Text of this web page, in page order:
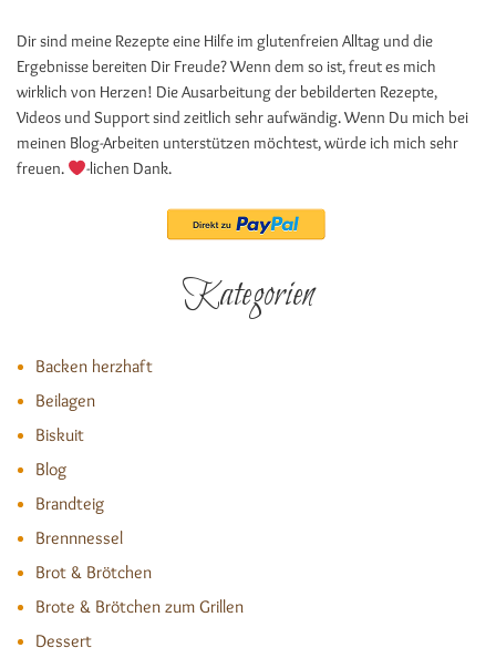
Dir sind meine Rezepte eine Hilfe im glutenfreien Alltag und die
Ergebnisse bereiten Dir Freude? Wenn dem so ist, freut es mich
wirklich von Herzen! Die Ausarbeitung der bebilderten Rezepte,
Videos und Support sind zeitlich sehr aufwändig. Wenn Du mich bei
meinen Blog-Arbeiten unterstützen möchtest, würde ich mich sehr
freuen.
-lichen Dank.
Kategorien
Backen herzhaft
Beilagen
Biskuit
Blog
Brandteig
Brennnessel
Brot & Brötchen
Brote & Brötchen zum Grillen
Dessert